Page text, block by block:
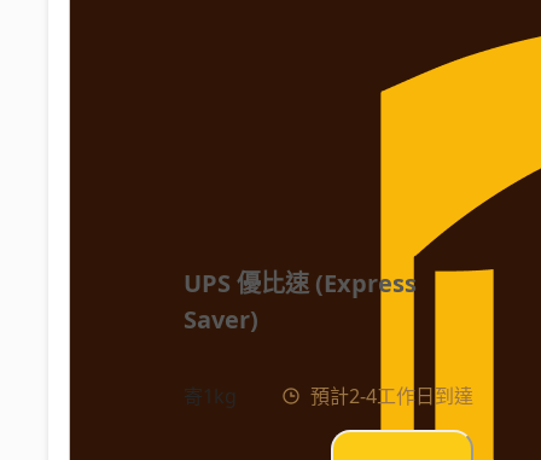
UPS 優比速 (Express
Saver)
寄1kg 預計2-4工作日到達